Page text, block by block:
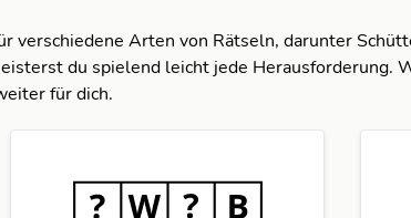
verschiedene Arten von Rätseln, darunter
du spielend leicht jede Herausforderung.
für dich.